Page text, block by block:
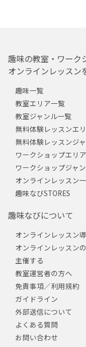
趣味の教室・ワーク
オンラインレッスン
趣味一覧
教室エリア一覧
教室ジャンル一覧
無料体験レッスンエ
無料体験レッスンジ
ワークショップエリ
ワークショップジャ
オンラインレッスン
趣味なびSTORES
趣味なびについて
オンラインレッスン
オンラインレッスン
主催する
教室運営者の方へ
免責事項／利用規約
ガイドライン
外部送信について
よくある質問
お問い合わせ